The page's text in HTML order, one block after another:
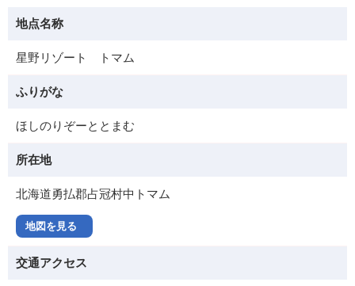
地点名称
星野リゾート トマム
ふりがな
ほしのりぞーととまむ
所在地
北海道勇払郡占冠村中トマム
地図を見る
交通アクセス